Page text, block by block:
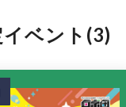
ベント(3)